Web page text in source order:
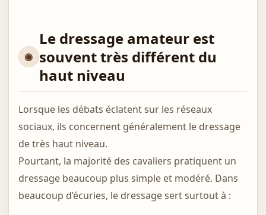
Le dressage amateur est
souvent très différent du
haut niveau
Lorsque les débats éclatent sur les réseaux
sociaux, ils concernent généralement le dressage
de très haut niveau.
Pourtant, la majorité des cavaliers pratiquent un
dressage beaucoup plus simple et modéré. Dans
beaucoup d’écuries, le dressage sert surtout à :